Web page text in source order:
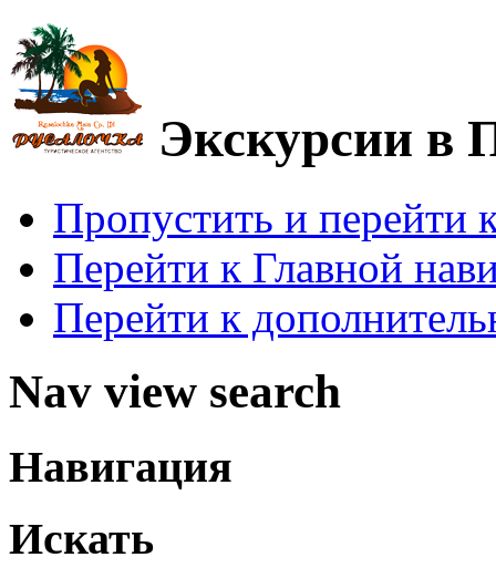
Экскурсии в
Пропустить и перейти
Перейти к Главной
Перейти к
Nav view search
Навигация
Искать